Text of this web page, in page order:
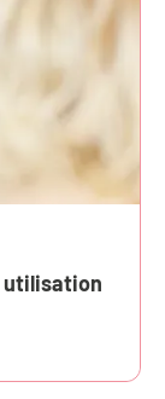
utilisation